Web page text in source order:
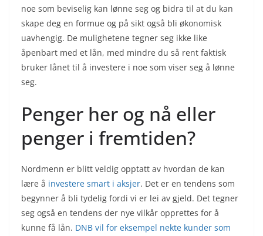
noe som beviselig kan lønne seg og bidra til at du kan
skape deg en formue og på sikt også bli økonomisk
uavhengig. De mulighetene tegner seg ikke like
åpenbart med et lån, med mindre du så rent faktisk
bruker lånet til å investere i noe som viser seg å lønne
seg.
Penger her og nå eller
penger i fremtiden?
Nordmenn er blitt veldig opptatt av hvordan de kan
lære å investere smart i aksjer. Det er en tendens som
begynner å bli tydelig fordi vi er lei av gjeld. Det tegner
seg også en tendens der nye vilkår opprettes for å
kunne få lån. DNB vil for eksempel nekte kunder som